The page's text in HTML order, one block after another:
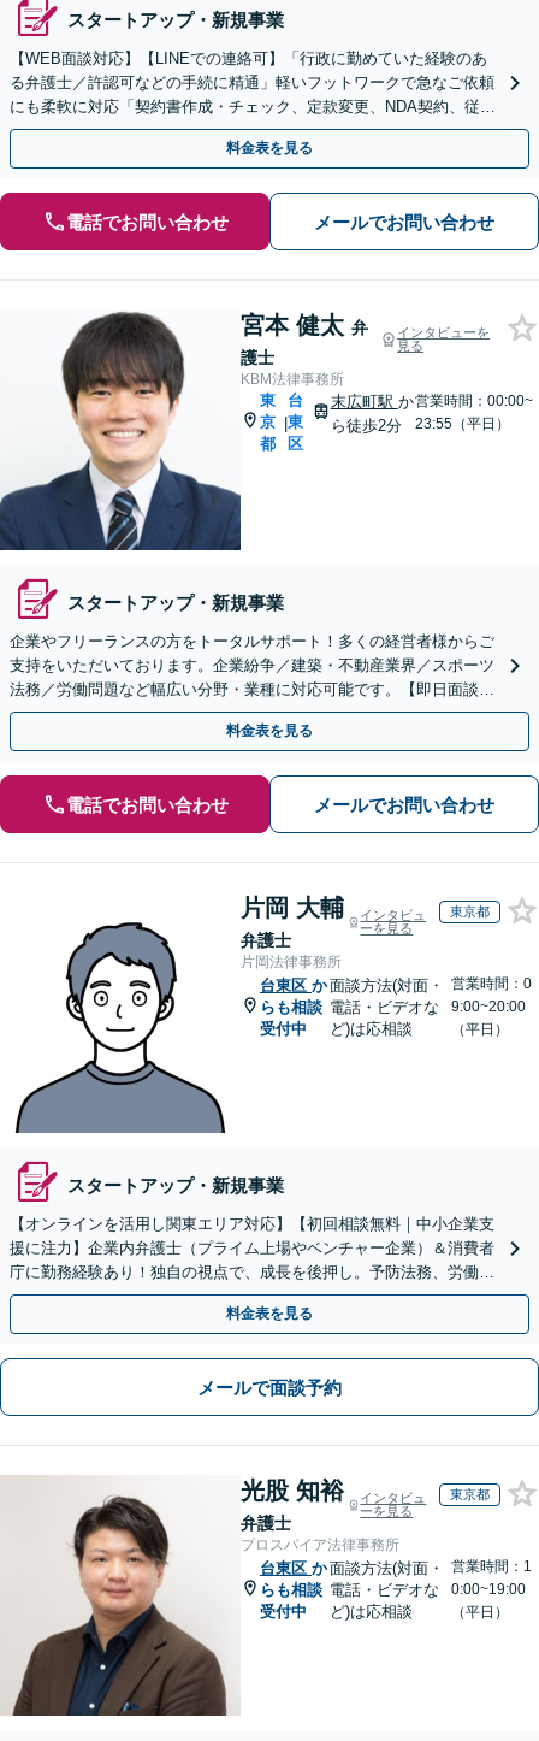
スタートアップ・新規事業
【WEB面談対応】【LINEでの連絡可】「行政に勤めていた経験のあ
る弁護士／許認可などの手続に精通」軽いフットワークで急なご依頼
にも柔軟に対応「契約書作成・チェック、定款変更、NDA契約、従業
員との労働問題や事業譲渡」【休日・夜間相談可】
料金表を見る
電話でお問い合わせ メールでお問い合わせ
宮本 健太 弁
護士
インタビューを
見る
KBM法律事務所
東
京
都
|
台
東
区
末広町駅 か
ら徒歩2分
営業時間：00:00~
23:55（平日）
スタートアップ・新規事業
企業やフリーランスの方をトータルサポート！多くの経営者様からご
支持をいただいております。企業紛争／建築・不動産業界／スポーツ
法務／労働問題など幅広い分野・業種に対応可能です。【即日面談可
能】【休日・夜間面談可能】【WEB面談可能】
料金表を見る
電話でお問い合わせ メールでお問い合わせ
片岡 大輔
弁護士
インタビュ
ーを見る
東京都
片岡法律事務所
台東区 か
らも相談
受付中
面談方法(対面・
電話・ビデオな
ど)は応相談
営業時間：0
9:00~20:00
（平日）
スタートアップ・新規事業
【オンラインを活用し関東エリア対応】【初回相談無料｜中小企業支
援に注力】企業内弁護士（プライム上場やベンチャー企業）＆消費者
庁に勤務経験あり！独自の視点で、成長を後押し。予防法務、労働問
題、債権回収、コンプラ、会社設立・事業再編等幅広く対応
料金表を見る
メールで面談予約
光股 知裕
弁護士
インタビュ
ーを見る
東京都
プロスパイア法律事務所
台東区 か
らも相談
受付中
面談方法(対面・
電話・ビデオな
ど)は応相談
営業時間：1
0:00~19:00
（平日）